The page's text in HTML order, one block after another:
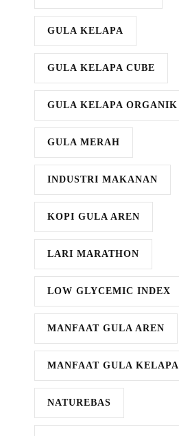
GULA KELAPA
GULA KELAPA CUBE
GULA KELAPA ORGANIK
GULA MERAH
INDUSTRI MAKANAN
KOPI GULA AREN
LARI MARATHON
LOW GLYCEMIC INDEX
MANFAAT GULA AREN
MANFAAT GULA KELAPA
NATUREBAS